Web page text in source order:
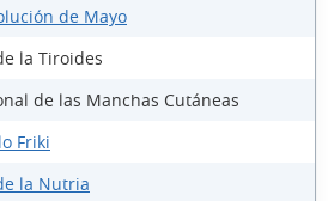
de Mayo
la Tiroides
de las Manchas Cutáneas
Friki
la Nutria